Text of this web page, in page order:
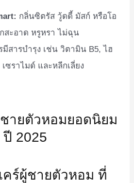
กลิ่นซิตรัส วู้ดดี้ มัสก์ หรือโอ
สะอาด หรูหรา ไม่ฉุน
มีสารบำรุง เช่น วิตามิน B5, ไฮ
ซราไมด์ และหลีกเลี่ยง
ร์ผู้ชายตัวหอม ที่